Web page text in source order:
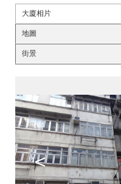
大廈相片
地圖
街景
<